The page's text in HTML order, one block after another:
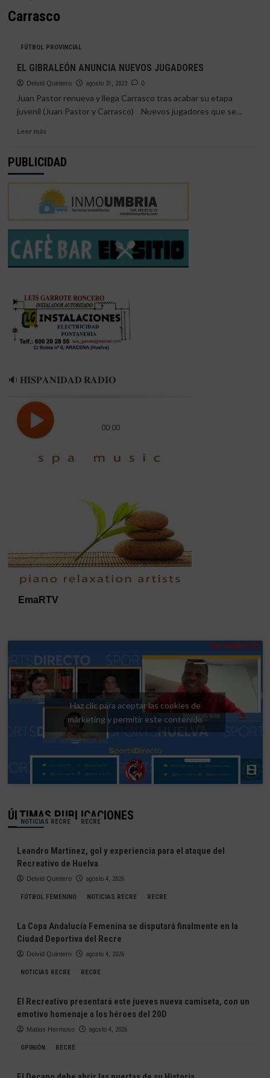
Carrasco
FÚTBOL PROVINCIAL
EL GIBRALEÓN ANUNCIA NUEVOS JUGADORES
Deivid Quintero agosto 31, 2023 0
Juan Pastor renueva y llega Carrasco tras acabar su etapa
juvenil (Juan Pastor y Carrasco) Nuevos jugadores que se...
Leer másLeer
EL
ANUNCIA
NUEVOS
JUGADORES
PUBLICIDAD
🔉 𝐇𝐈𝐒𝐏𝐀𝐍𝐈𝐃𝐀𝐃 𝐑𝐀𝐃𝐈𝐎
Haz clic para aceptar las cookies de
márketing y permitir este contenido
ÚLTIMAS PUBLICACIONES
NOTICIAS RECRE RECRE
Leandro Martínez, gol y experiencia para el ataque del
Recreativo de Huelva
Deivid Quintero agosto 4, 2026
FÚTBOL FEMENINO NOTICIAS RECRE RECRE
La Copa Andalucía Femenina se disputará finalmente en la
Ciudad Deportiva del Recre
Deivid Quintero agosto 4, 2026
NOTICIAS RECRE RECRE
El Recreativo presentará este jueves nueva camiseta, con un
emotivo homenaje a los héroes del 20D
Matias Hermoso agosto 4, 2026
OPINIÓN RECRE